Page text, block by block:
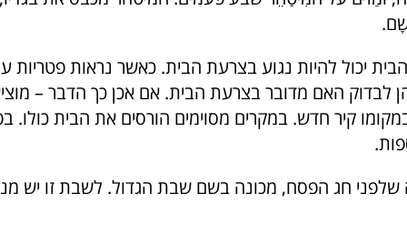
הבית יכול להיות נגוע בצרעת הבית. כאשר נראות פטריות
לבדוק האם מדובר בצרעת הבית. אם אכן כך הדבר –
קיר חדש. במקרים מסוימים הורסים את הבית כולו.
חג הפסח, מכונה בשם שבת הגדול. לשבת זו יש